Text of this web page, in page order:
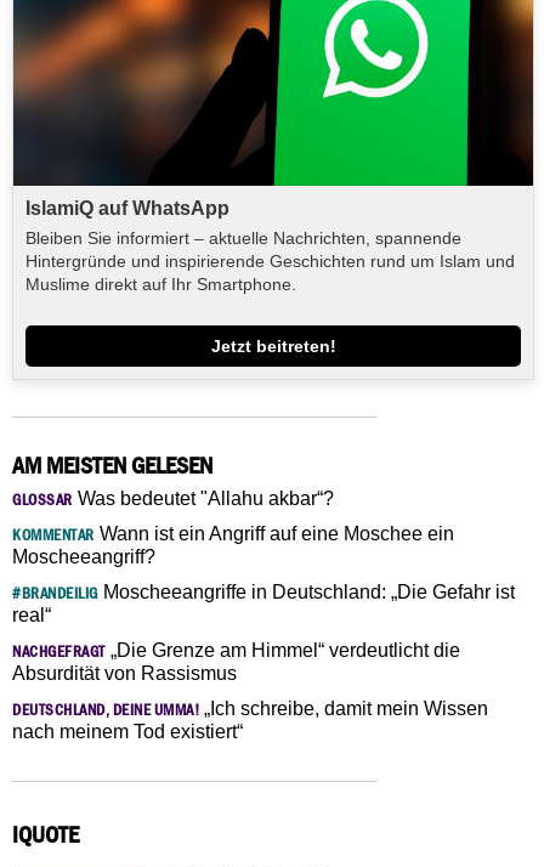
IslamiQ auf WhatsApp
Bleiben Sie informiert – aktuelle Nachrichten, spannende
Hintergründe und inspirierende Geschichten rund um Islam und
Muslime direkt auf Ihr Smartphone.
Jetzt beitreten!
AM MEISTEN GELESEN
GLOSSAR Was bedeutet "Allahu akbar“?
KOMMENTAR Wann ist ein Angriff auf eine Moschee ein
Moscheeangriff?
#BRANDEILIGMoscheeangriffe in Deutschland: „Die Gefahr ist
real“
NACHGEFRAGT„Die Grenze am Himmel“ verdeutlicht die
Absurdität von Rassismus
DEUTSCHLAND, DEINE UMMA! „Ich schreibe, damit mein Wissen
nach meinem Tod existiert“
IQUOTE